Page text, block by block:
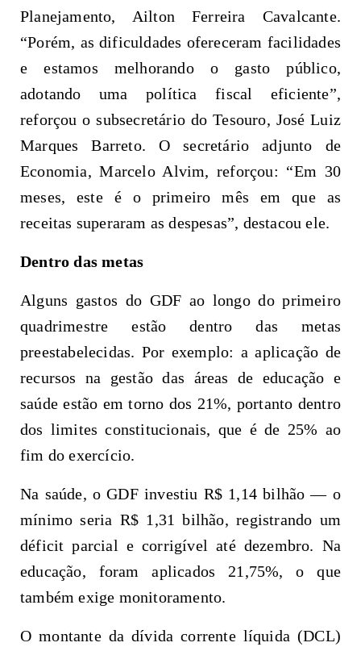
Planejamento, Ailton Ferreira Cavalcante.
“Porém, as dificuldades ofereceram facilidades
e estamos melhorando o gasto público,
adotando uma política fiscal eficiente”,
reforçou o subsecretário do Tesouro, José Luiz
Marques Barreto. O secretário adjunto de
Economia, Marcelo Alvim, reforçou: “Em 30
meses, este é o primeiro mês em que as
receitas superaram as despesas”, destacou ele.
Dentro das metas
Alguns gastos do GDF ao longo do primeiro
quadrimestre estão dentro das metas
preestabelecidas. Por exemplo: a aplicação de
recursos na gestão das áreas de educação e
saúde estão em torno dos 21%, portanto dentro
dos limites constitucionais, que é de 25% ao
fim do exercício.
Na saúde, o GDF investiu R$ 1,14 bilhão — o
mínimo seria R$ 1,31 bilhão, registrando um
déficit parcial e corrigível até dezembro. Na
educação, foram aplicados 21,75%, o que
também exige monitoramento.
O montante da dívida corrente líquida (DCL)